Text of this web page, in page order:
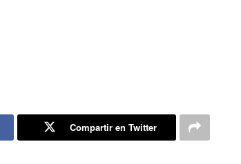
Compartir en Twitter